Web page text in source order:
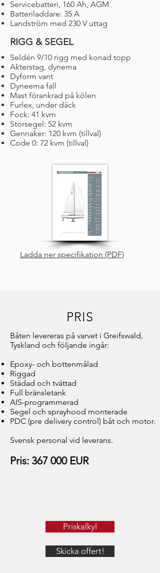
Servicebatteri, 160 Ah, AGM
Batteriladdare: 35 A
Landström med 230 V uttag
RIGG & SEGEL
Seldén 9/10 rigg med konad topp
Akterstag, dynema
Dyform vant
Dyneema fall
Mast förankrad på kölen
Furlex, under däck
Fock: 41 kvm
Storsegel: 52 kvm
Gennaker: 120 kvm (tillval)
Code 0: 72 kvm (tillval)
Ladda ner specifikation (PDF)
PRIS
Båten levereras på varvet i Greifswald,
Tyskland och följande ingår:
Epoxy- och bottenmålad
Riggad
Städad och tvättad
Full bränsletank
AIS-programmerad
Segel och sprayhood monterade
PDC (pre delivery control) båt och motor.
Svensk personal vid leverans.
Pris: 367 000 EUR
Priskalkyl
Skicka offert!